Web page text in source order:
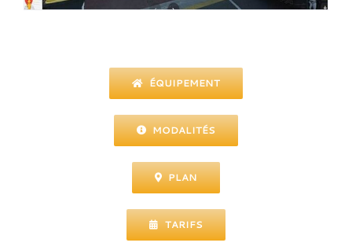
ÉQUIPEMENT
MODALITÉS
PLAN
TARIFS